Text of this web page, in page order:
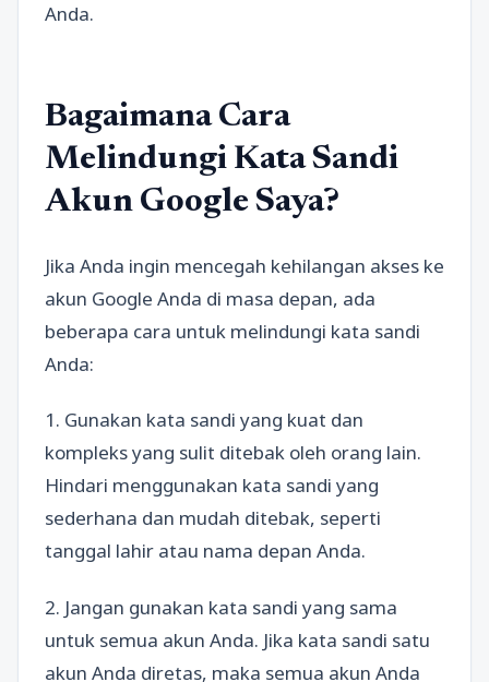
Anda.
Bagaimana Cara
Melindungi Kata Sandi
Akun Google Saya?
Jika Anda ingin mencegah kehilangan akses ke
akun Google Anda di masa depan, ada
beberapa cara untuk melindungi kata sandi
Anda:
1. Gunakan kata sandi yang kuat dan
kompleks yang sulit ditebak oleh orang lain.
Hindari menggunakan kata sandi yang
sederhana dan mudah ditebak, seperti
tanggal lahir atau nama depan Anda.
2. Jangan gunakan kata sandi yang sama
untuk semua akun Anda. Jika kata sandi satu
akun Anda diretas, maka semua akun Anda